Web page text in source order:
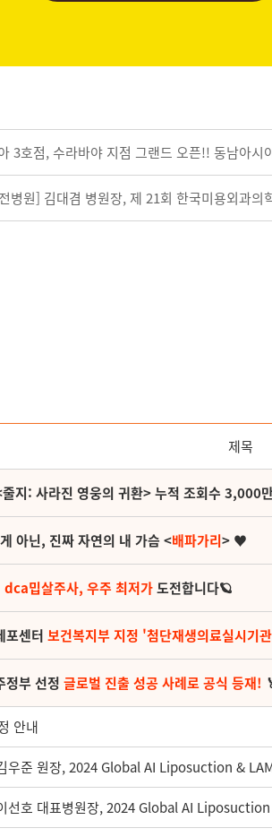
3호점, 수라바야 지점 그랜드 오픈!! 동남아시
병원] 김대겸 병원장, 제 21회 한국미용외과의
제목
지: 사라진 영웅의 귀환> 누적 조회수 3,000
아닌, 진짜 자연의 내 가슴 <배파가리> ♥
dca밉살주사, 우주 최저가도전합니다🪐
센터 보건복지부 지정 '첨단재생의료실시기
부 선정 글로벌 진출 성공 사례로 공식 등재!
안내
우준 원장, 2024 Global AI Liposuction &
선호 대표병원장, 2024 Global AI